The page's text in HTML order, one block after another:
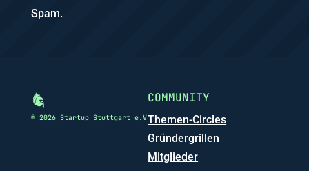
Spam.
© 2026 Startup Stuttgart e.V
COMMUNITY
Themen-Circles
Gründergrillen
Mitglieder